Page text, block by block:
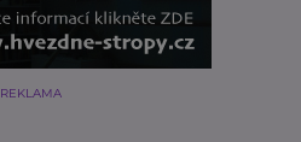
REKLAMA